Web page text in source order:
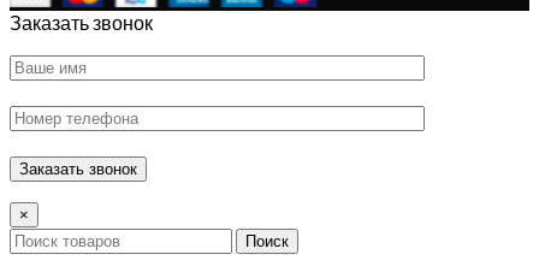
Заказать звонок
×
Поиск